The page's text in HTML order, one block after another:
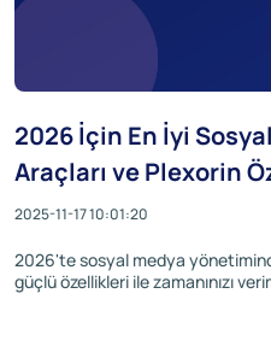
2026 İçin En İyi
Araçları ve Plexorin
2025-11-17 10:01:20
2026'te sosyal medya
güçlü özellikleri ile zamanınızı